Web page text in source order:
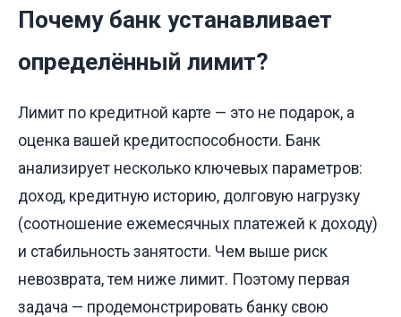
Почему банк устанавливает
определённый лимит?
Лимит по кредитной карте — это не подарок, а
оценка вашей кредитоспособности. Банк
анализирует несколько ключевых параметров:
доход, кредитную историю, долговую нагрузку
(соотношение ежемесячных платежей к доходу)
и стабильность занятости. Чем выше риск
невозврата, тем ниже лимит. Поэтому первая
задача — продемонстрировать банку свою